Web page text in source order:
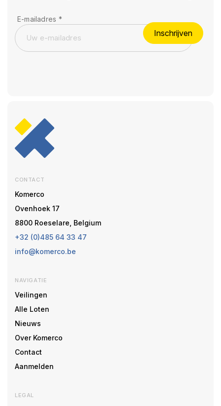
E-mailadres *
Inschrijven
CONTACT
Komerco
Ovenhoek 17
8800 Roeselare, Belgium
+32 (0)485 64 33 47
info@komerco.be
NAVIGATIE
Veilingen
Alle Loten
Nieuws
Over Komerco
Contact
Aanmelden
LEGAL